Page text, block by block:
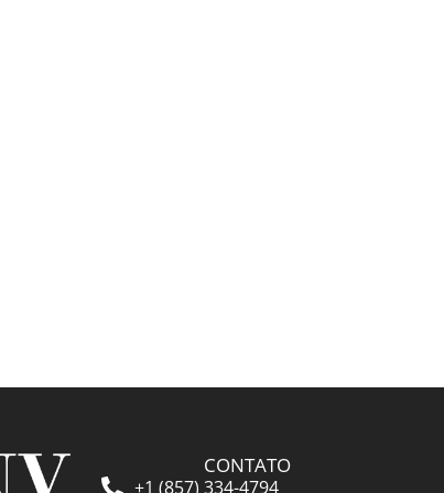
CONTATO
+1 (857) 334-4794